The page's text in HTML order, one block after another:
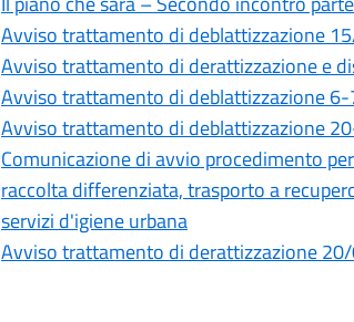
Avviso trattamento di deblattizzazione
Avviso trattamento di derattizzazione e
Avviso trattamento di deblattizzazione
Avviso trattamento di deblattizzazione
Comunicazione di avvio procedimento
raccolta differenziata, trasporto a
servizi d'igiene urbana
Avviso trattamento di derattizzazione